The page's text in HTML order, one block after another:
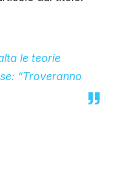
le teorie
“Troveranno